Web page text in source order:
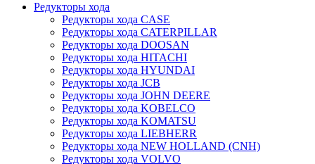
Редукторы хода
Редукторы хода CASE
Редукторы хода CATERPILLAR
Редукторы хода DOOSAN
Редукторы хода HITACHI
Редукторы хода HYUNDAI
Редукторы хода JCB
Редукторы хода JOHN DEERE
Редукторы хода KOBELCO
Редукторы хода KOMATSU
Редукторы хода LIEBHERR
Редукторы хода NEW HOLLAND (CNH)
Редукторы хода VOLVO